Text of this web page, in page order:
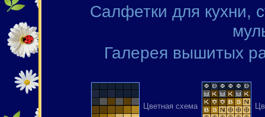
Салфетки для кухни,
Галерея вышитых
Цветная схема